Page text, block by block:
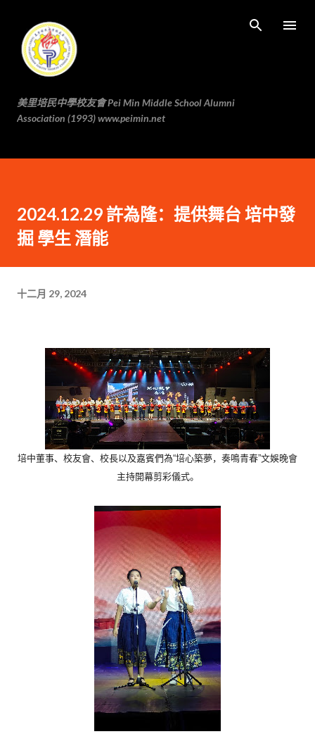
美里培民中學校友會 Pei Min Middle School Alumni
Association (1993) www.peimin.net
2024.12.29 許為隆：提供舞台 培中發
掘 學生 潛能
十二月 29, 2024
培中董事、校友會、校長以及嘉賓們為“培心築夢，奏鳴青春”文娛晚會
主持開幕剪彩儀式。